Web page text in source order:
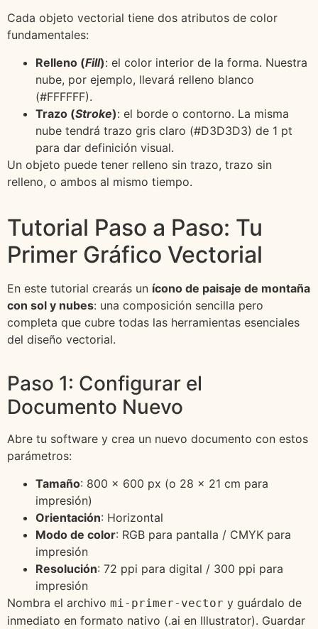
Cada objeto vectorial tiene dos atributos de color
fundamentales:
Relleno (Fill): el color interior de la forma. Nuestra
nube, por ejemplo, llevará relleno blanco
(#FFFFFF).
Trazo (Stroke): el borde o contorno. La misma
nube tendrá trazo gris claro (#D3D3D3) de 1 pt
para dar definición visual.
Un objeto puede tener relleno sin trazo, trazo sin
relleno, o ambos al mismo tiempo.
Tutorial Paso a Paso: Tu
Primer Gráfico Vectorial
En este tutorial crearás un ícono de paisaje de montaña
con sol y nubes: una composición sencilla pero
completa que cubre todas las herramientas esenciales
del diseño vectorial.
Paso 1: Configurar el
Documento Nuevo
Abre tu software y crea un nuevo documento con estos
parámetros:
Tamaño: 800 × 600 px (o 28 × 21 cm para
impresión)
Orientación: Horizontal
Modo de color: RGB para pantalla / CMYK para
impresión
Resolución: 72 ppi para digital / 300 ppi para
impresión
Nombra el archivo mi-primer-vector y guárdalo de
inmediato en formato nativo (.ai en Illustrator). Guardar